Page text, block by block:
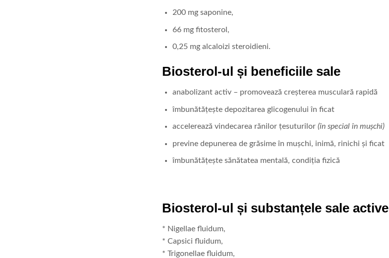
200 mg saponine,
66 mg fitosterol,
0,25 mg alcaloizi steroidieni.
Biosterol-ul și beneficiile sale
anabolizant activ – promovează creșterea musculară rapidă
îmbunătățește depozitarea glicogenului în ficat
accelerează vindecarea rănilor țesuturilor (în special în mușchi)
previne depunerea de grăsime în mușchi, inimă, rinichi și ficat
îmbunătățește sănătatea mentală, condiția fizică
Biosterol-ul și substanțele sale active
* Nigellae fluidum,
* Capsici fluidum,
* Trigonellae fluidum,